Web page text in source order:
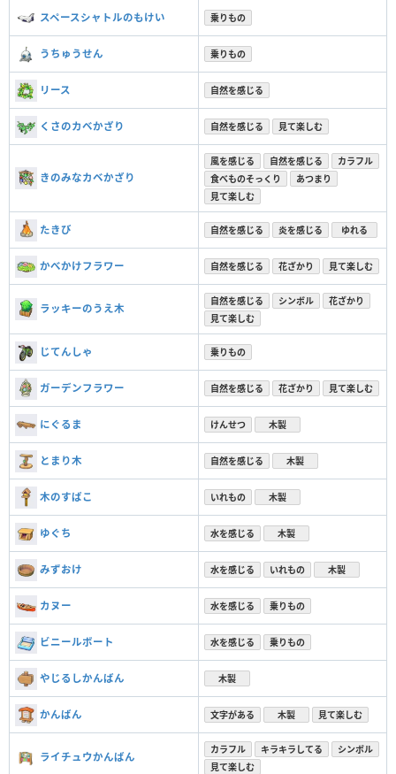
スペースシャトルのもけい 乗りもの
うちゅうせん 乗りもの
リース 自然を感じる
くさのカベかざり 自然を感じる 見て楽しむ
きのみなカベかざり
風を感じる 自然を感じる
カラフル
食べものそっくり
あつまり
見て楽しむ
たきび 自然を感じる 炎を感じる ゆれる
かべかけフラワー 自然を感じる 花ざかり 見て楽しむ
ラッキーのうえ木
自然を感じる シンボル
花ざかり
見て楽しむ
じてんしゃ 乗りもの
ガーデンフラワー 自然を感じる 花ざかり 見て楽しむ
にぐるま けんせつ 木製
とまり木 自然を感じる 木製
木のすばこ いれもの 木製
ゆぐち 水を感じる 木製
みずおけ 水を感じる いれもの 木製
カヌー 水を感じる 乗りもの
ビニールボート 水を感じる 乗りもの
やじるしかんばん 木製
かんばん 文字がある 木製 見て楽しむ
ライチュウかんばん
カラフル キラキラしてる
シンボル
見て楽しむ